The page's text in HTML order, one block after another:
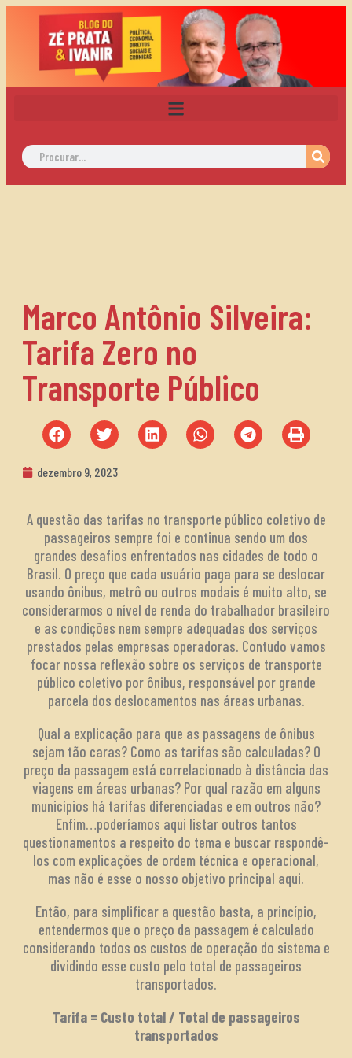
Marco Antônio Silveira:
Tarifa Zero no
Transporte Público
dezembro 9, 2023
A questão das tarifas no transporte público coletivo de
passageiros sempre foi e continua sendo um dos
grandes desafios enfrentados nas cidades de todo o
Brasil. O preço que cada usuário paga para se deslocar
usando ônibus, metrô ou outros modais é muito alto, se
considerarmos o nível de renda do trabalhador brasileiro
e as condições nem sempre adequadas dos serviços
prestados pelas empresas operadoras. Contudo vamos
focar nossa reflexão sobre os serviços de transporte
público coletivo por ônibus, responsável por grande
parcela dos deslocamentos nas áreas urbanas.
Qual a explicação para que as passagens de ônibus
sejam tão caras? Como as tarifas são calculadas? O
preço da passagem está correlacionado à distância das
viagens em áreas urbanas? Por qual razão em alguns
municípios há tarifas diferenciadas e em outros não?
Enfim…poderíamos aqui listar outros tantos
questionamentos a respeito do tema e buscar respondê-
los com explicações de ordem técnica e operacional,
mas não é esse o nosso objetivo principal aqui.
Então, para simplificar a questão basta, a princípio,
entendermos que o preço da passagem é calculado
considerando todos os custos de operação do sistema e
dividindo esse custo pelo total de passageiros
transportados.
Tarifa = Custo total / Total de passageiros
transportados